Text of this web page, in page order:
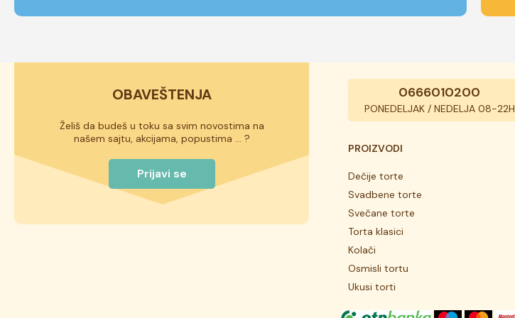
OBAVEŠTENJA
Želiš da budeš u toku sa svim novostima na
našem sajtu, akcijama, popustima ... ?
Prijavi se
0666010200
PONEDELJAK / NEDELJA 08-22H
PROIZVODI
Dečije torte
Svadbene torte
Svečane torte
Torta klasici
Kolači
Osmisli tortu
Ukusi torti